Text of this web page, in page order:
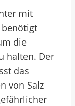
mit
benötigt
die
halten. Der
das
von Salz